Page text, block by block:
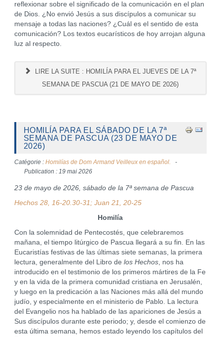
reflexionar sobre el significado de la comunicación en el plan
de Dios. ¿No envió Jesús a sus discípulos a comunicar su
mensaje a todas las naciones? ¿Cuál es el sentido de esta
comunicación? Los textos eucarísticos de hoy arrojan alguna
luz al respecto.
LIRE LA SUITE : HOMILÍA PARA EL JUEVES DE LA 7ª
SEMANA DE PASCUA (21 DE MAYO DE 2026)
HOMILÍA PARA EL SÁBADO DE LA 7ª
SEMANA DE PASCUA (23 DE MAYO DE
2026)
Catégorie : Homilías de Dom Armand Veilleux en español.
Publication : 19 mai 2026
23 de mayo de 2026, sábado de la 7ª semana de Pascua
Hechos 28, 16-20.30-31; Juan 21, 20-25
Homilía
Con la solemnidad de Pentecostés, que celebraremos
mañana, el tiempo litúrgico de Pascua llegará a su fin. En las
Eucaristías festivas de las últimas siete semanas, la primera
lectura, generalmente del Libro de los Hechos, nos ha
introducido en el testimonio de los primeros mártires de la Fe
y en la vida de la primera comunidad cristiana en Jerusalén,
y luego en la predicación a las Naciones más allá del mundo
judío, y especialmente en el ministerio de Pablo. La lectura
del Evangelio nos ha hablado de las apariciones de Jesús a
Sus discípulos durante este periodo; y, desde el comienzo de
esta última semana, hemos estado leyendo los capítulos del